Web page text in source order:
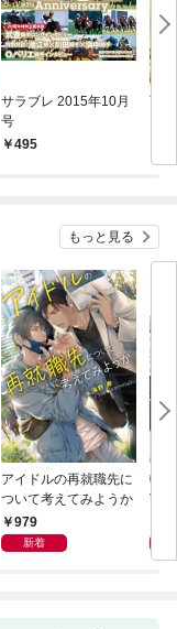
サラブレ 2015年10月
号
495
西
もっと見る
アイドルの再就職先に
ついて考えてみようか
979
新着
転
寵